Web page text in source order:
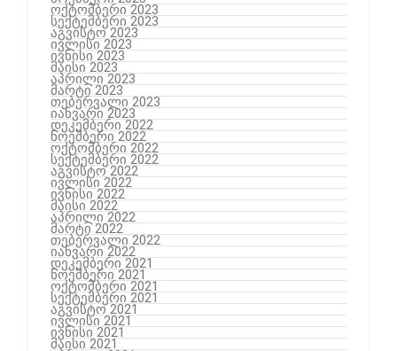
ოქტომბერი 2023
სექტემბერი 2023
აგვისტო 2023
ივლისი 2023
ივნისი 2023
მაისი 2023
აპრილი 2023
მარტი 2023
თებერვალი 2023
იანვარი 2023
დეკემბერი 2022
ნოემბერი 2022
ოქტომბერი 2022
სექტემბერი 2022
აგვისტო 2022
ივლისი 2022
ივნისი 2022
მაისი 2022
აპრილი 2022
მარტი 2022
თებერვალი 2022
იანვარი 2022
დეკემბერი 2021
ნოემბერი 2021
ოქტომბერი 2021
სექტემბერი 2021
აგვისტო 2021
ივლისი 2021
ივნისი 2021
მაისი 2021